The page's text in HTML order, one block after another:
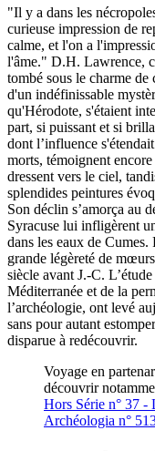
"Il y a dans les
curieuse impression de
calme, et l'on a
l'âme." D.H. Lawrence,
tombé sous le charme
d'un indéfinissable
qu'Hérodote, s'étaient
part, si puissant et si
dont l’influence
morts, témoignent
dressent vers le ciel,
splendides peintures
Son déclin s’amorça au
Syracuse lui infligèrent
dans les eaux de
grande légèreté de
siècle avant J.-C.
Méditerranée et de la
l’archéologie, ont levé
sans pour autant
disparue à redécouvrir.
Voyage en
découvrir
Hors Série n° 37 -
Archéologia n°